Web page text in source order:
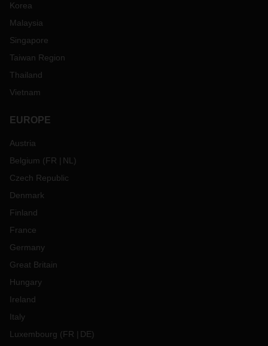
Korea
Malaysia
Singapore
Taiwan Region
Thailand
Vietnam
EUROPE
Austria
Belgium (FR NL )
Czech Republic
Denmark
Finland
France
Germany
Great Britain
Hungary
Ireland
Italy
Luxembourg (FR DE)